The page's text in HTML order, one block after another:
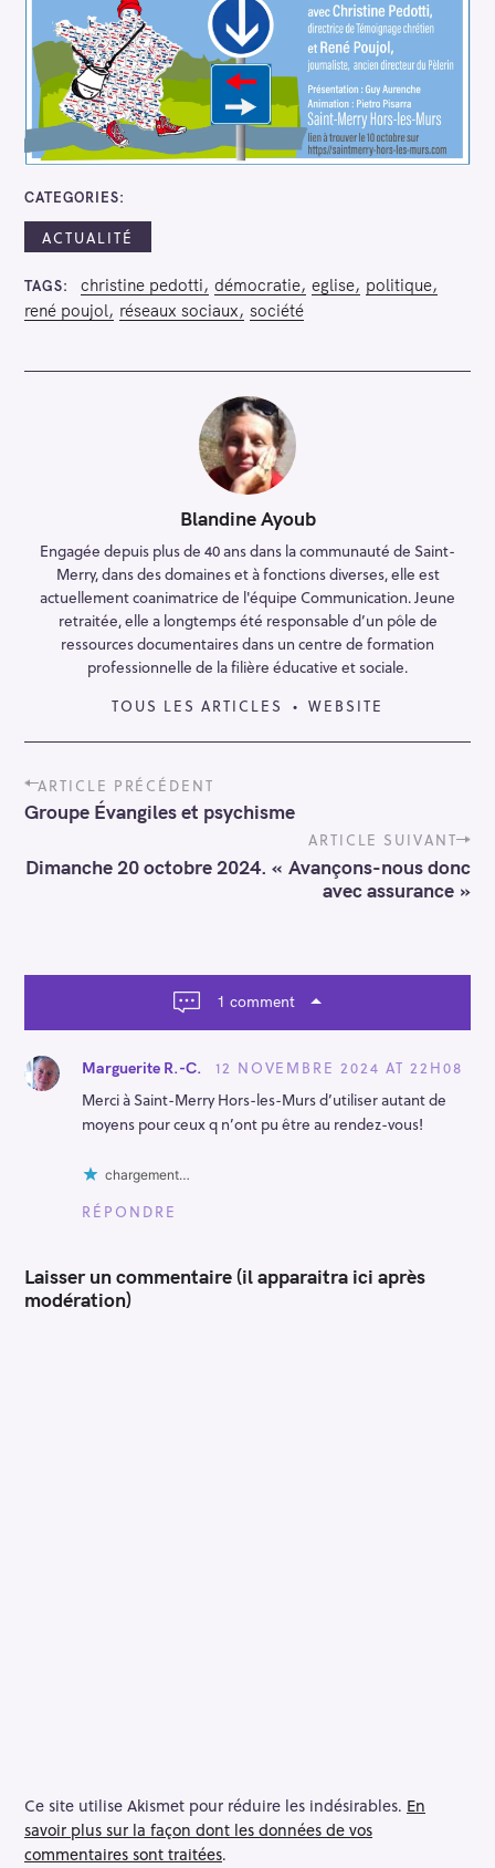
CATEGORIES
ACTUALITÉ
TAGS christine pedotti démocratie eglise
politique
rené poujol
réseaux sociaux société
Blandine Ayoub
Engagée depuis plus de 40 ans dans la communauté de Saint-
Merry, dans des domaines et à fonctions diverses, elle est
actuellement coanimatrice de l'équipe Communication. Jeune
retraitée, elle a longtemps été responsable d’un pôle de
ressources documentaires dans un centre de formation
professionnelle de la filière éducative et sociale.
TOUS LES ARTICLES
WEBSITE
P
o
s
n
a
n
ARTICLE PRÉCÉDENT
Groupe Évangiles et psychisme
ARTICLE SUIVANT
Dimanche 20 octobre 2024. « Avançons-nous donc
avec assurance »
1 comment
Marguerite R.-C.
12 NOVEMBRE 2024 AT 22H08
Merci à Saint-Merry Hors-les-Murs d’utiliser autant de
moyens pour ceux q n’ont pu être au rendez-vous!
chargement…
RÉPONDRE
Laisser un commentaire (il apparaitra ici après
modération)
Ce site utilise Akismet pour réduire les indésirables. En
savoir plus sur la façon dont les données de vos
commentaires sont traitées.